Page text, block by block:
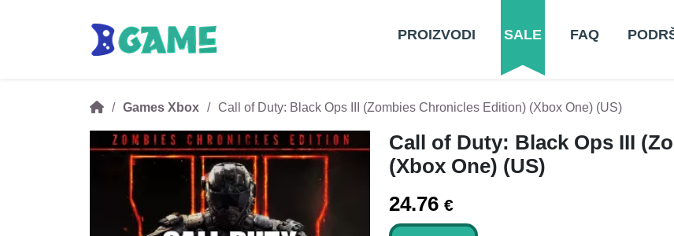
PROIZVODI SALE FAQ
Games Xbox Call of Duty: Black Ops III (Zombies Chronicles Edition) (Xbox One) (US)
Call of Duty: Black Ops III
(Xbox One) (US)
24.76 €